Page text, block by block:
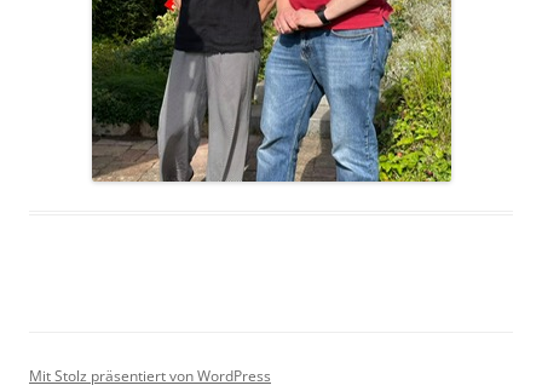
Mit Stolz präsentiert von WordPress